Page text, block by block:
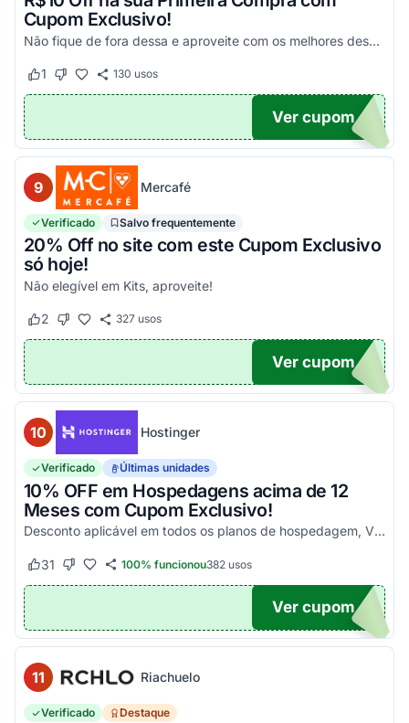
Cupom Exclusivo!
Não fique de fora dessa e aproveite com os melhores descontos! Válido em compras acima de R$100!
Este cupom funcionou
1 Este cupom não funcionou
130 usos
UPOM
Ver cupom
9 Mercafé
Verificado Salvo frequentemente
20% Off no site com este Cupom Exclusivo
só hoje!
Não elegível em Kits, aproveite!
Este cupom funcionou
2 Este cupom não funcionou
327usos
OM20
Ver cupom
10 Hostinger
Verificado Últimas unidades
10% OFF em Hospedagens acima de 12
Meses com Cupom Exclusivo!
Desconto aplicável em todos os planos de hospedagem, VPS e Cloud, maiores que 12 meses. Aproveite!
Este cupom funcionou
31 Este cupom não funcionou
100% funcionou382usos
UPOM
Ver cupom
11 Riachuelo
Verificado Destaque